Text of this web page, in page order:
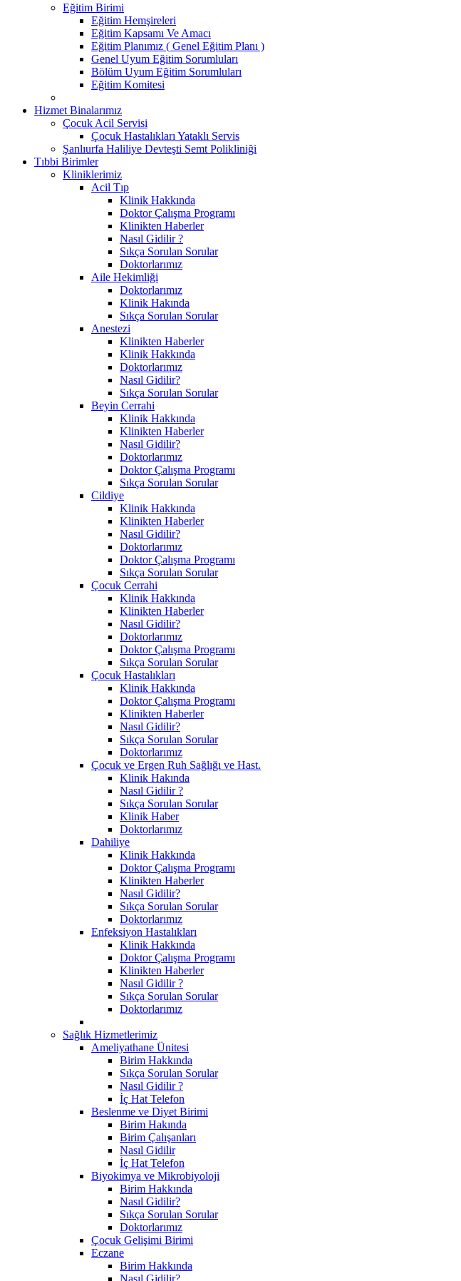
Eğitim Birimi
Eğitim Hemşireleri
Eğitim Kapsamı Ve Amacı
Eğitim Planımız ( Genel Eğitim Planı )
Genel Uyum Eğitim Sorumluları
Bölüm Uyum Eğitim Sorumluları
Eğitim Komitesi
Hizmet Binalarımız
Çocuk Acil Servisi
Çocuk Hastalıkları Yataklı Servis
Şanlıurfa Haliliye Devteşti Semt Polikliniği
Tıbbi Birimler
Kliniklerimiz
Acil Tıp
Klinik Hakkında
Doktor Çalışma Programı
Klinikten Haberler
Nasıl Gidilir ?
Sıkça Sorulan Sorular
Doktorlarımız
Aile Hekimliği
Doktorlarımız
Klinik Hakında
Sıkça Sorulan Sorular
Anestezi
Klinikten Haberler
Klinik Hakkında
Doktorlarımız
Nasıl Gidilir?
Sıkça Sorulan Sorular
Beyin Cerrahi
Klinik Hakkında
Klinikten Haberler
Nasıl Gidilir?
Doktorlarımız
Doktor Çalışma Programı
Sıkça Sorulan Sorular
Cildiye
Klinik Hakkında
Klinikten Haberler
Nasıl Gidilir?
Doktorlarımız
Doktor Çalışma Programı
Sıkça Sorulan Sorular
Çocuk Cerrahi
Klinik Hakkında
Klinikten Haberler
Nasıl Gidilir?
Doktorlarımız
Doktor Çalışma Programı
Sıkça Sorulan Sorular
Çocuk Hastalıkları
Klinik Hakkında
Doktor Çalışma Programı
Klinikten Haberler
Nasıl Gidilir?
Sıkça Sorulan Sorular
Doktorlarımız
Çocuk ve Ergen Ruh Sağlığı ve Hast.
Klinik Hakında
Nasıl Gidilir ?
Sıkça Sorulan Sorular
Klinik Haber
Doktorlarımız
Dahiliye
Klinik Hakkında
Doktor Çalışma Programı
Klinikten Haberler
Nasıl Gidilir?
Sıkça Sorulan Sorular
Doktorlarımız
Enfeksiyon Hastalıkları
Klinik Hakkında
Doktor Çalışma Programı
Klinikten Haberler
Nasıl Gidilir ?
Sıkça Sorulan Sorular
Doktorlarımız
Sağlık Hizmetlerimiz
Ameliyathane Ünitesi
Birim Hakkında
Sıkça Sorulan Sorular
Nasıl Gidilir ?
İç Hat Telefon
Beslenme ve Diyet Birimi
Birim Hakında
Birim Çalışanları
Nasıl Gidilir
İç Hat Telefon
Biyokimya ve Mikrobiyoloji
Birim Hakkında
Nasıl Gidilir?
Sıkça Sorulan Sorular
Doktorlarımız
Çocuk Gelişimi Birimi
Eczane
Birim Hakkında
Nasıl Gidilir?